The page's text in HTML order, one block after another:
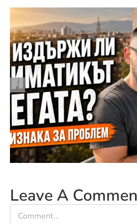
Почистване
климатик
Leave A
Comment